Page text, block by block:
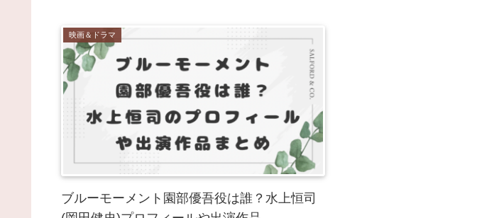
映画＆ドラマ
ブルーモーメント園部優吾役は誰？水上恒司